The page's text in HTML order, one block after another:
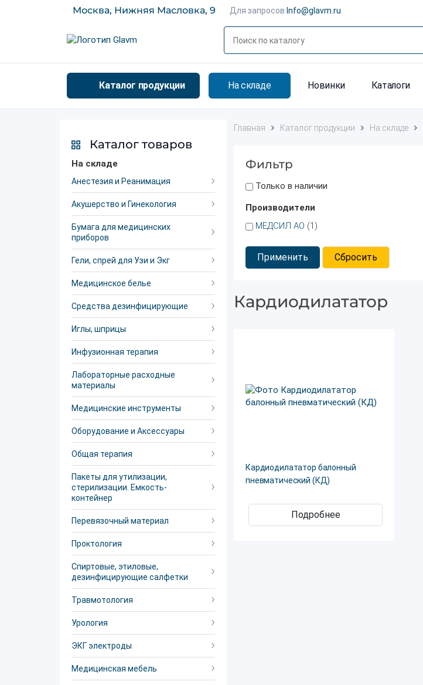
Москва, Нижняя Масловка, 9 Для запросов Info@glavm.ru
Каталог продукции На складе Новинки Каталоги
Каталог товаров
На складе
Анестезия и Реанимация
Акушерство и Гинекология
Бумага для медицинских
приборов
Гели, спрей для Узи и Экг
Медицинское белье
Средства дезинфицирующие
Иглы, шприцы
Инфузионная терапия
Лабораторные расходные
материалы
Медицинские инструменты
Оборудование и Аксессуары
Общая терапия
Пакеты для утилизации,
стерилизации. Емкость-
контейнер
Перевязочный материал
Проктология
Спиртовые, этиловые,
дезинфицирующие салфетки
Травмотология
Урология
ЭКГ электроды
Медицинская мебель
Главная Каталог продукции На складе
Фильтр
Только в наличии
Производители
МЕДСИЛ АО (1)
Применить Сбросить
Кардиодилататор
Кардиодилататор балонный
пневматический (КД)
Подробнее